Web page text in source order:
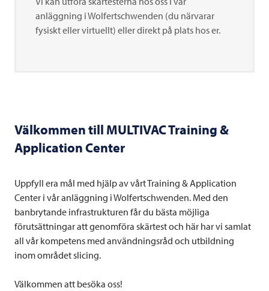
anläggning i Wolfertschwenden (du närvarar
fysiskt eller virtuellt) eller direkt på plats hos er.
Välkommen till MULTIVACTraining &
Application Center
Uppfyll era mål med hjälp av vårt Training & Application
Center i vår anläggning i Wolfertschwenden. Med den
banbrytande infrastrukturen får du bästa möjliga
förutsättningar att genomföra skärtest och här har vi samlat
all vår kompetens med användningsråd och utbildning
inom området slicing.
Välkommen att besöka oss!